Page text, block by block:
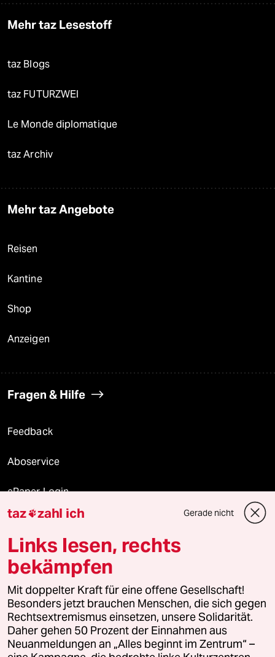
Mehr taz Lesestoff
taz Blogs
taz FUTURZWEI
Le Monde diplomatique
taz Archiv
Mehr taz Angebote
Reisen
Kantine
Shop
Anzeigen
Fragen & Hilfe
Feedback
Aboservice
ePaper Login
Downloads für Abonnierende
© 2026 taz Verlags und Vertriebs GmbH
Alle Rechte vorbehalten. Bei rechtlichen Fragen oder für Genehmigungen
wenden Sie sich bitte an
lizenzen@taz.de
Feedback Redaktionsstatut Kommune-Richtlinien
taz zahl ich Gerade nicht
Links lesen, rechts
bekämpfen
Mit doppelter Kraft für eine offene Gesellschaft!
Besonders jetzt brauchen Menschen, die sich gegen
Rechtsextremismus einsetzen, unsere Solidarität.
Daher gehen 50 Prozent der Einnahmen aus
Neuanmeldungen an „Alles beginnt im Zentrum“ –